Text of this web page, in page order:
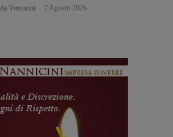
Venturini 7 Agosto 2026